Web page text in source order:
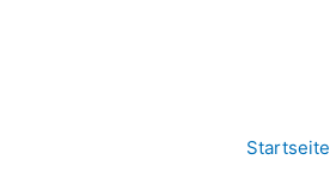
Startseite